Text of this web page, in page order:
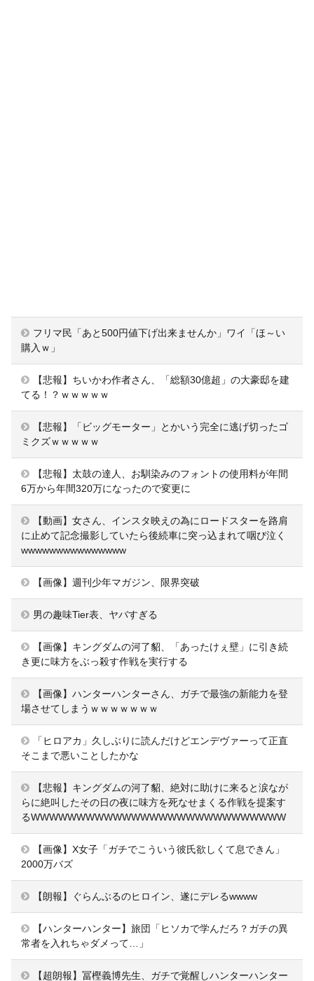
フリマ民「あと500円値下げ出来ませんか」ワイ「ほ～い
購入ｗ」
【悲報】ちいかわ作者さん、「総額30億超」の大豪邸を建
てる！？ｗｗｗｗｗ
【悲報】「ビッグモーター」とかいう完全に逃げ切ったゴ
ミクズｗｗｗｗｗ
【悲報】太鼓の達人、お馴染みのフォントの使用料が年間
6万から年間320万になったので変更に
【動画】女さん、インスタ映えの為にロードスターを路肩
に止めて記念撮影していたら後続車に突っ込まれて咽び泣く
wwwwwwwwwwwwwww
【画像】週刊少年マガジン、限界突破
男の趣味Tier表、ヤバすぎる
【画像】キングダムの河了貂、「あったけぇ壁」に引き続
き更に味方をぶっ殺す作戦を実行する
【画像】ハンターハンターさん、ガチで最強の新能力を登
場させてしまうｗｗｗｗｗｗｗ
「ヒロアカ」久しぶりに読んだけどエンデヴァーって正直
そこまで悪いことしたかな
【悲報】キングダムの河了貂、絶対に助けに来ると涙なが
らに絶叫したその日の夜に味方を死なせまくる作戦を提案す
るWWWWWWWWWWWWWWWWWWWWWWWWWWWW
【画像】X女子「ガチでこういう彼氏欲しくて息できん」
2000万バズ
【朗報】ぐらんぶるのヒロイン、遂にデレるwwww
【ハンターハンター】旅団「ヒソカで学んだろ？ガチの異
常者を入れちゃダメって…」
【超朗報】冨樫義博先生、ガチで覚醒しハンターハンター